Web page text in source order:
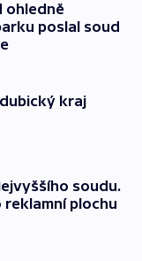
ohledně
poslal soud
kraj
soudu.
reklamní plochu